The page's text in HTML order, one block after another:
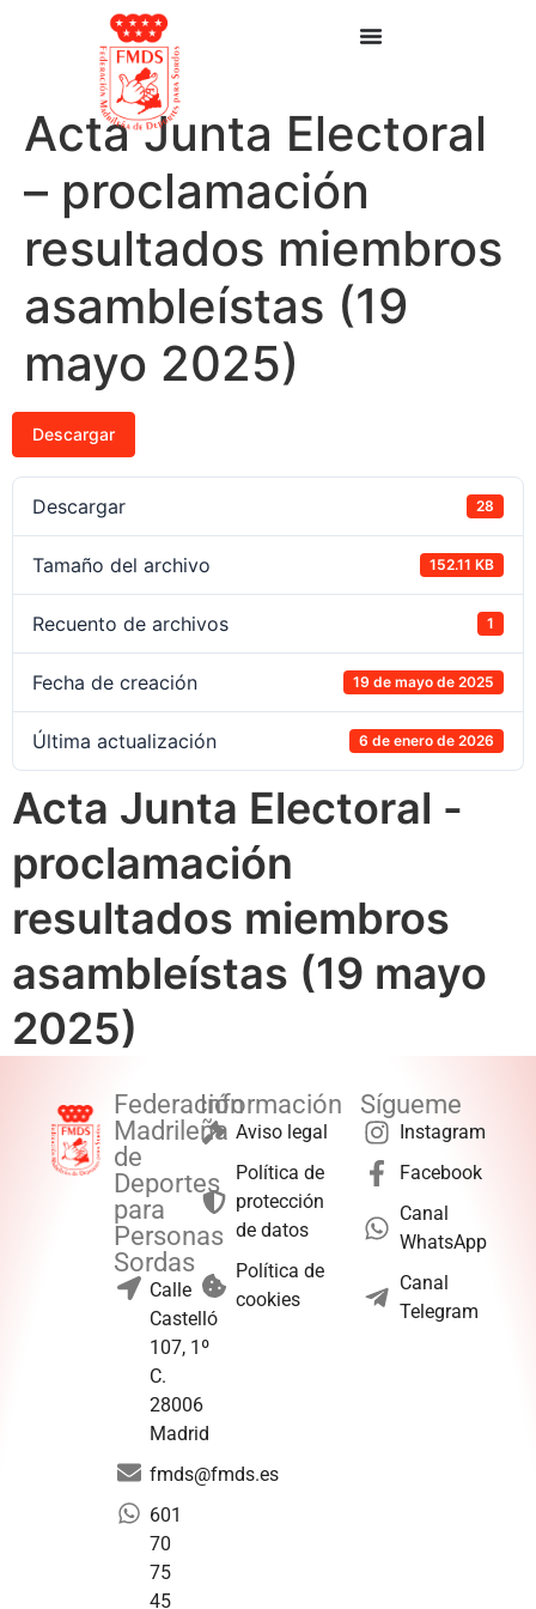
Acta Junta Electoral
– proclamación
resultados miembros
asambleístas (19
mayo 2025)
Descargar
Descargar 28
Tamaño del archivo 152.11 KB
Recuento de archivos 1
Fecha de creación 19 de mayo de 2025
Última actualización 6 de enero de 2026
Acta Junta Electoral -
proclamación
resultados miembros
asambleístas (19 mayo
2025)
Federación
Madrileña
de
Deportes
para
Personas
Sordas
Calle
Castelló
107, 1º
C.
28006
Madrid
fmds@fmds.es
601
70
75
45
Información
Aviso legal
Política de
protección
de datos
Política de
cookies
Sígueme
Instagram
Facebook
Canal
WhatsApp
Canal
Telegram